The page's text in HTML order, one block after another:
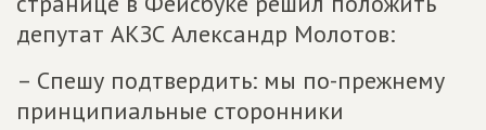
депутат АКЗС Александр Молотов:
– Спешу подтвердить: мы по-прежнему
принципиальные сторонники